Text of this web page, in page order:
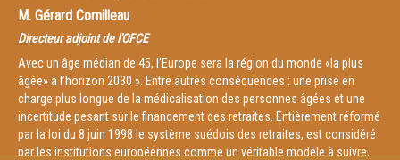
domaine. De ce débat, loin d’être mûr à l’échelle de 27, pourrait à la fois
l’échelle internationale et sa capacité à endiguer la montée des
populismes, accentués par des inégalités salariales et sociales variant
entre anciens et récents Etats membres. Quels mécanismes, dès lors,
de solidarité communautaire mettre en oeuvre pour permettre un
rapprochement progressif des modèles sociaux européens ajustés
vers le haut? Quelles réformes? Quelles sources de financement? Quelle
urgence à aller en ce sens ?
M. Gérard Cornilleau
Directeur adjoint de l'OFCE
Avec un âge médian de 45, l’Europe sera la région du monde «la plus
âgée» à l’horizon 2030 ». Entre autres conséquences : une prise en
charge plus longue de la médicalisation des personnes âgées et une
incertitude pesant sur le financement des retraites. Entièrement réformé
par la loi du 8 juin 1998 le système suédois des retraites, est considéré
par les institutions européennes comme un véritable modèle à suivre,